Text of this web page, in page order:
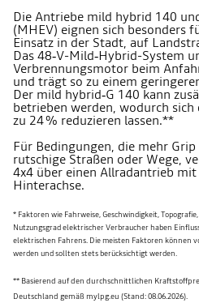
Die Antriebe mild hybrid 140
(MHEV) eignen sich besonders
Einsatz in der Stadt, auf
Das 48‑V-Mild‑Hybrid-System
Verbrennungsmotor beim
und trägt so zu einem
Der mild hybrid‑G 140 kann
betrieben werden, wodurch
zu 24 % reduzieren lassen.**
Für Bedingungen, die mehr
rutschige Straßen oder Wege,
4x4 über einen Allradantrieb
Hinterachse.
* Faktoren wie Fahrweise, Geschwindigkeit,
Nutzungsgrad elektrischer Verbraucher haben
elektrischen Fahrens. Die meisten Faktoren können
werden und sollten stets berücksichtigt werden.
** Basierend auf den durchschnittlichen
Deutschland gemäß mylpg.eu (Stand: 08.06.2026).